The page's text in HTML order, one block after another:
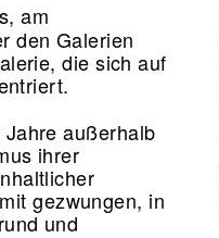
am
den Galerien
die sich auf
außerhalb
ihrer
gezwungen, in
und